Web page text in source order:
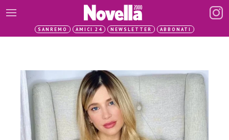
SANREMO AMICI 24 NEWSLETTER ABBONATI